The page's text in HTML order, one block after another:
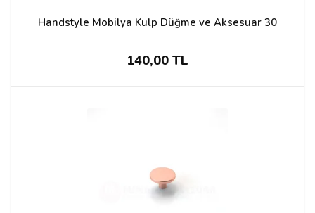
Handstyle Mobilya Kulp Düğme ve Aksesuar 30
140,00 TL